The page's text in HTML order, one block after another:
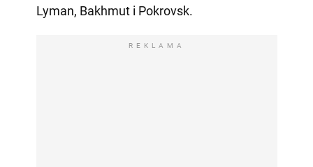
Lyman, Bakhmut i Pokrovsk.
REKLAMA